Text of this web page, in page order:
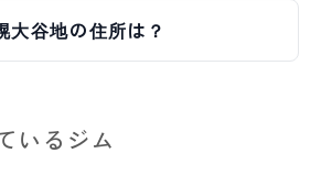
大谷地の住所は？
いるジム